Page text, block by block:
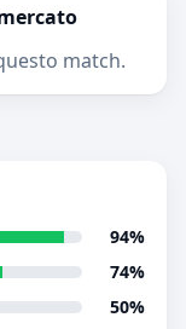
match.
94%
74%
50%